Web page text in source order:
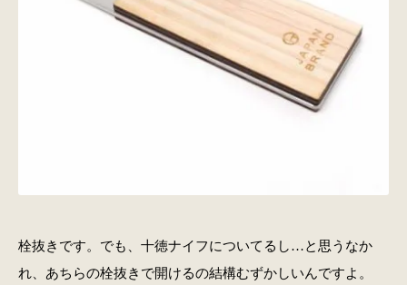
栓抜きです。でも、十徳ナイフについてるし…と思うなか
れ、あちらの栓抜きで開けるの結構むずかしいんですよ。